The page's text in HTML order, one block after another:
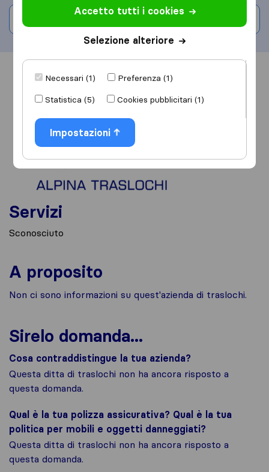
Informazioni Recensioni
Servizi
Sconosciuto
A proposito
Non ci sono informazioni su quest'azienda di traslochi.
Sirelo domanda...
Cosa contraddistingue la tua azienda?
Questa ditta di traslochi non ha ancora risposto a
questa domanda.
Qual è la tua polizza assicurativa? Qual è la tua
politica per mobili e oggetti danneggiati?
Questa ditta di traslochi non ha ancora risposto a
questa domanda.
Accetto tutti i cookies
Selezione alteriore
Necessari (1)
Preferenza (1)
Statistica (5)
Cookies pubblicitari (1)
Impostazioni